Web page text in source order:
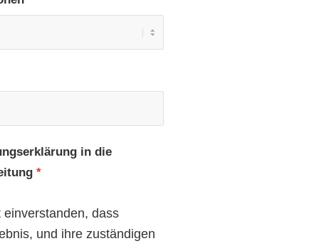
in die
*
einverstanden, dass
und ihre zuständigen